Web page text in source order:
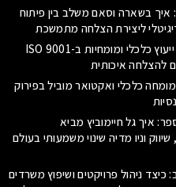
בשארה וסאם משלב בין פיתוח
ליצירת הצלחה מתמשכת
חמדאן ג'לולי: ייעוץ כלכלי ומומחיות ב-ISO 9001
להצלחה איכותית
מומחה כלכלי ואקטואר מוביל בפירוק
איך גל חיימוביץ מביא
וניו מדיה שינוי משמעותי בעולם
כיצד ניהול פרויקטים ושיפוץ משרדים